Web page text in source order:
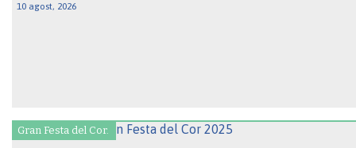
10 agost, 2026
Gran Festa del Cor.